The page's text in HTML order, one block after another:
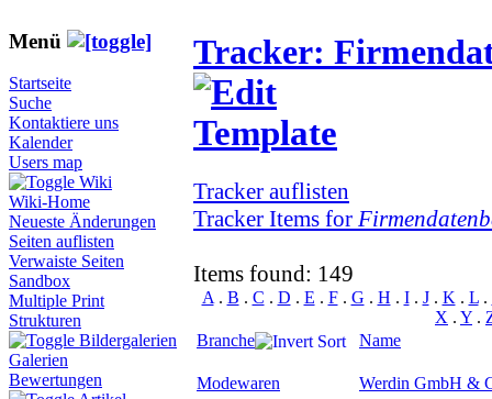
Menü
Startseite
Suche
Kontaktiere uns
Kalender
Users map
Wiki
Wiki-Home
Neueste Änderungen
Seiten auflisten
Verwaiste Seiten
Sandbox
Multiple Print
Strukturen
Bildergalerien
Galerien
Bewertungen
Tracker:
Tracker auflisten
Tracker Items for
Items found: 149
A . B . C . D . E . F. G . H . I. J. K . L.
X . Y .
Branche
Name
Modewaren Werdin GmbH &